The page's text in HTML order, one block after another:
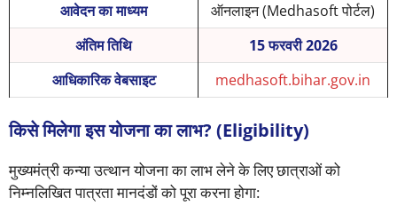
आवेदन का माध्यम
ऑनलाइन (Medhasoft पोर्टल)
अंतिम तिथि
15 फरवरी 2026
आधिकारिक वेबसाइट
medhasoft.bihar.gov.in
किसे मिलेगा इस योजना का लाभ? (Eligibility)
मुख्यमंत्री कन्या उत्थान योजना का लाभ लेने के लिए छात्राओं को
निम्नलिखित पात्रता मानदंडों को पूरा करना होगा: